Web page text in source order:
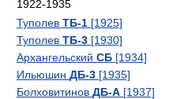
1922-1935
Туполев ТБ-1 [1925]
Туполев ТБ-3 [1930]
Архангельский СБ [1934]
Ильюшин ДБ-3 [1935]
Болховитинов ДБ-А [1937]